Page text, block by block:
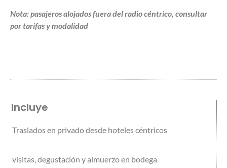
Nota: pasajeros alojados fuera del radio céntrico, consultar
por tarifas y modalidad
Incluye
Traslados en privado desde hoteles céntricos
visitas, degustación y almuerzo en bodega